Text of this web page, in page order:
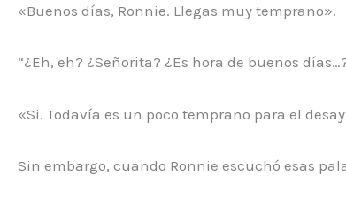
«Buenos días, Ronnie. Llegas muy temprano».
“¿Eh, eh? ¿Señorita? ¿Es hora de buenos
«Si. Todavía es un poco temprano para el
Sin embargo, cuando Ronnie escuchó esas